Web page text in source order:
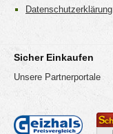
Datenschutzerklärung
Sicher Einkaufen
Unsere Partnerportale